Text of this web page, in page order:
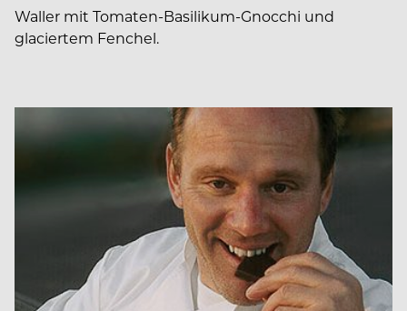
Waller mit Tomaten-Basilikum-Gnocchi und
glaciertem Fenchel.